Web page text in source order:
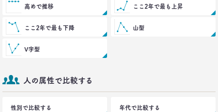
スマホ時代の「偶然」との出会いかた
十河瑠璃
トランプ勝利―自国第一・内向き志向はアメリカだ
け？
三矢正浩
高めで推移 ここ2年で最も上昇
ここ2年で最も下降 山型
V字型
人の属性で比較する
性別で比較する 年代で比較する